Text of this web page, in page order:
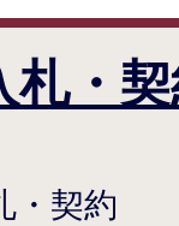
札・
・契約